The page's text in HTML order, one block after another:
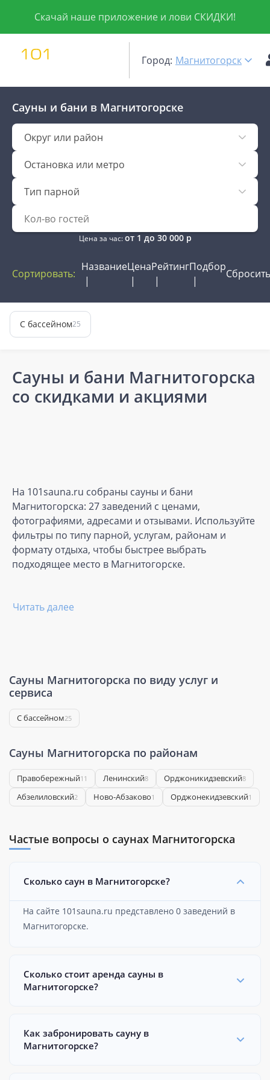
Скачай наше приложение и лови СКИДКИ!
Город: Магнитогорск
Сауны и бани в Магнитогорске
Округ или район
Остановка или метро
Тип парной
Цена за час:от 1 до 30 000р
Сортировать:
НазваниеЦенаРейтингПодбор
Сбросить
С бассейном25
Сауны и бани Магнитогорска
со скидками и акциями
На 101sauna.ru собраны сауны и бани
Магнитогорска: 27 заведений с ценами,
фотографиями, адресами и отзывами. Используйте
фильтры по типу парной, услугам, районам и
формату отдыха, чтобы быстрее выбрать
подходящее место в Магнитогорске.
Читать далее
Сауны Магнитогорска по виду услуг и
сервиса
С бассейном25
Сауны Магнитогорска по районам
Правобережный11 Ленинский8 Орджоникидзевский8
Абзелиловский2 Ново-Абзаково1 Орджонекидзевский1
Частые вопросы о саунах Магнитогорска
Сколько саун в Магнитогорске?
На сайте 101sauna.ru представлено 0 заведений в
Магнитогорске.
Сколько стоит аренда сауны в
Магнитогорске?
Как забронировать сауну в
Магнитогорске?